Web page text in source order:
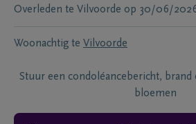
Overleden te Vilvoorde op 30/06/
Woonachtig te Vilvoorde
Stuur een condoléancebericht, brand
bloemen